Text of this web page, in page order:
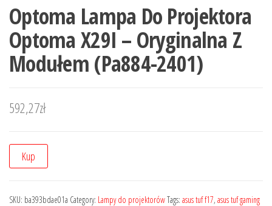
Optoma Lampa Do Projektora
Optoma X29I – Oryginalna Z
Modułem (Pa884-2401)
592,27zł
Kup
SKU: ba393bdae01a Category: Lampy do projektorówTags: asus tuf f17, asus tuf gaming